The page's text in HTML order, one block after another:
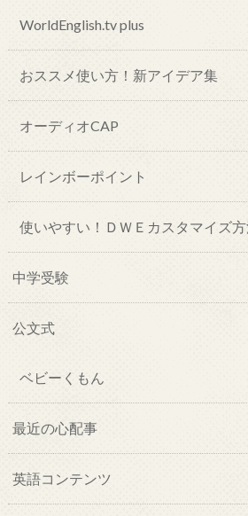
WorldEnglish.tv plus
おススメ使い方！新アイデア集
オーディオCAP
レインボーポイント
使いやすい！ＤＷＥカスタマイズ
中学受験
公文式
ベビーくもん
最近の心配事
英語コンテンツ